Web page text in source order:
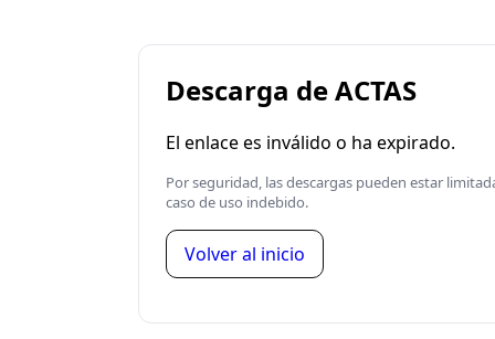
Descarga de ACTAS
El enlace es inválido o ha expirado.
Por seguridad, las descargas pueden estar
caso de uso indebido.
Volver al inicio